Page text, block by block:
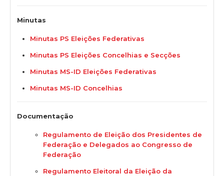
Minutas
Minutas PS Eleições Federativas
Minutas PS Eleições Concelhias e Secções
Minutas MS-ID Eleições Federativas
Minutas MS-ID Concelhias
Documentação
Regulamento de Eleição dos Presidentes de
Federação e Delegados ao Congresso de
Federação
Regulamento Eleitoral da Eleição da